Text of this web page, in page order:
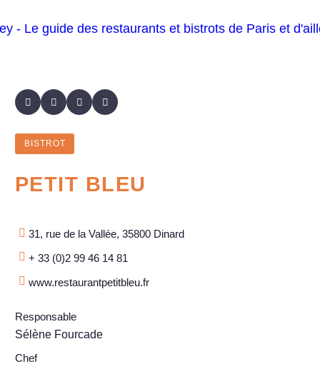
BISTROT
PETIT BLEU
31, rue de la Vallée, 35800 Dinard
+ 33 (0)2 99 46 14 81
www.restaurantpetitbleu.fr
Responsable
Sélène Fourcade
Chef